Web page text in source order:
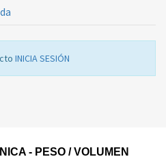
INICIA SESIÓN
- PESO / VOLUMEN